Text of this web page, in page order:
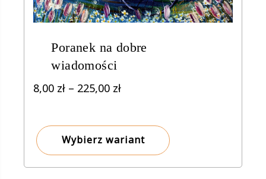
Poranek na dobre
wiadomości
8,00 zł – 225,00 złZakres
8,00 zł
do
Wybierz wariant